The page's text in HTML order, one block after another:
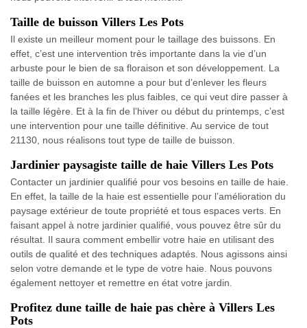
Taille de buisson Villers Les Pots
Il existe un meilleur moment pour le taillage des buissons. En
effet, c’est une intervention très importante dans la vie d’un
arbuste pour le bien de sa floraison et son développement. La
taille de buisson en automne a pour but d’enlever les fleurs
fanées et les branches les plus faibles, ce qui veut dire passer à
la taille légère. Et à la fin de l’hiver ou début du printemps, c’est
une intervention pour une taille définitive. Au service de tout
21130, nous réalisons tout type de taille de buisson.
Jardinier paysagiste taille de haie Villers Les Pots
Contacter un jardinier qualifié pour vos besoins en taille de haie.
En effet, la taille de la haie est essentielle pour l’amélioration du
paysage extérieur de toute propriété et tous espaces verts. En
faisant appel à notre jardinier qualifié, vous pouvez être sûr du
résultat. Il saura comment embellir votre haie en utilisant des
outils de qualité et des techniques adaptés. Nous agissons ainsi
selon votre demande et le type de votre haie. Nous pouvons
également nettoyer et remettre en état votre jardin.
Profitez dune taille de haie pas chère à Villers Les
Pots